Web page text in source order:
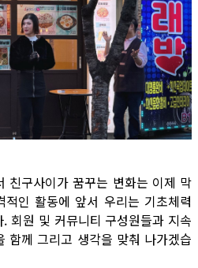
친구사이가 꿈꾸는 변화는 이제 막
적인 활동에 앞서 우리는 기초체력
회원 및 커뮤니티 구성원들과 지속
함께 그리고 생각을 맞춰 나가겠습